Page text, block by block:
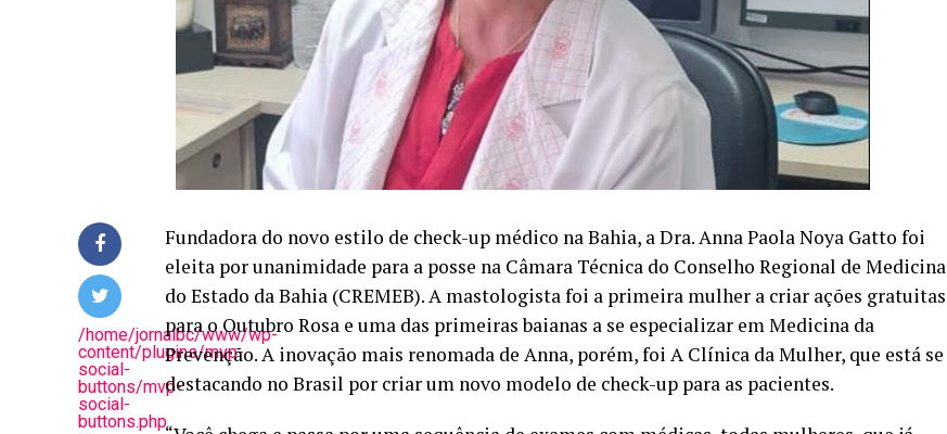
/home/jornalbc/www/wp-
content/plugins/mvp-
social-
buttons/mvp-
social-
buttons.php
Fundadora do novo estilo de check-up médico na Bahia, a Dra. Anna Paola Noya Gatto foi
eleita por unanimidade para a posse na Câmara Técnica do Conselho Regional de Medicina
do Estado da Bahia (CREMEB). A mastologista foi a primeira mulher a criar ações gratuitas
para o Outubro Rosa e uma das primeiras baianas a se especializar em Medicina da
Prevenção. A inovação mais renomada de Anna, porém, foi A Clínica da Mulher, que está se
destacando no Brasil por criar um novo modelo de check-up para as pacientes.